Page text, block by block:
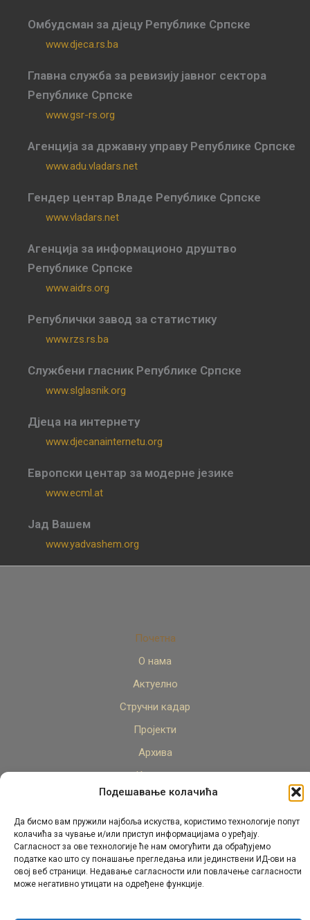
Подешавање колачића
Да бисмо вам пружили најбоља искуства, користимо технологије попут
колачића за чување и/или приступ информацијама о уређају.
Сагласност за ове технологије ће нам омогућити да обрађујемо
податке као што су понашање прегледања или јединствени ИД-ови на
овој веб страници. Недавање сагласности или повлачење сагласности
може негативно утицати на одређене функције.
Омбудсман за дјецу Републике Српске
www.djeca.rs.ba
Главна служба за ревизију јавног сектора
Републике Српске
www.gsr-rs.org
Агенција за државну управу Републике Српске
www.adu.vladars.net
Гендер центар Владе Републике Српске
www.vladars.net
Агенција за информационо друштво
Републике Српске
www.aidrs.org
Републички завод за статистику
www.rzs.rs.ba
Службени гласник Републике Српске
www.slglasnik.org
Дјеца на интернету
www.djecanainternetu.org
Европски центар за модерне језике
www.ecml.at
Јад Вашем
www.yadvashem.org
Почетна
О нама
Актуелно
Стручни кадар
Пројекти
Архива
Контакт
© Републички педагошки завод Републике Српске.